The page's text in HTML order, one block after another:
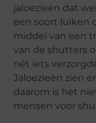
jaloezieën dat
een soort luiken
middel van een
van de shutters
nét iets
Jaloezieën zien
daarom is het
mensen voor